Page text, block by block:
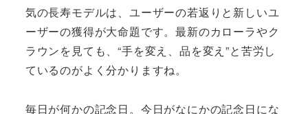
気の長寿モデルは、ユーザーの若返りと新しいユ
ーザーの獲得が大命題です。最新のカローラやク
ラウンを見ても、“手を変え、品を変え”と苦労し
ているのがよく分かりますね。
毎日が何かの記念日。今日がなにかの記念日にな